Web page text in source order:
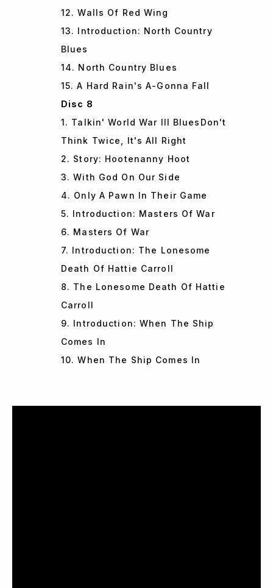
12. Walls Of Red Wing
13. Introduction: North Country
Blues
14. North Country Blues
15. A Hard Rain's A-Gonna Fall
Disc 8
1. Talkin' World War III BluesDon't
Think Twice, It's All Right
2. Story: Hootenanny Hoot
3. With God On Our Side
4. Only A Pawn In Their Game
5. Introduction: Masters Of War
6. Masters Of War
7. Introduction: The Lonesome
Death Of Hattie Carroll
8. The Lonesome Death Of Hattie
Carroll
9. Introduction: When The Ship
Comes In
10. When The Ship Comes In